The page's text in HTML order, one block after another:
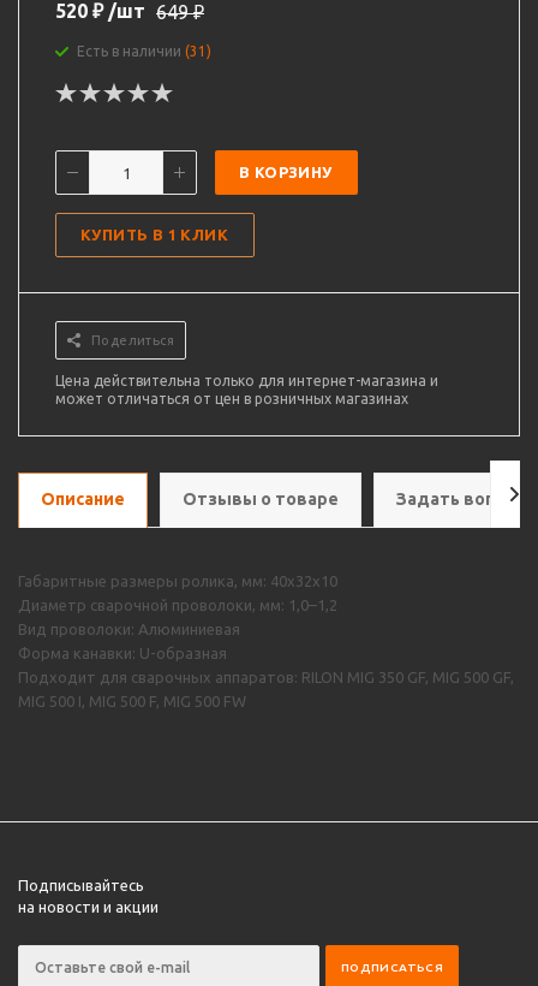
520 ₽ /шт 649₽
Есть в наличии (31)
В КОРЗИНУ
КУПИТЬ В 1 КЛИК
Поделиться
Цена действительна только для интернет-магазина и
может отличаться от цен в розничных магазинах
Описание Отзывы о товаре Задать вопрос
Габаритные размеры ролика, мм: 40х32х10
Диаметр сварочной проволоки, мм: 1,0–1,2
Вид проволоки: Алюминиевая
Форма канавки: U-образная
Подходит для сварочных аппаратов: RILON MIG 350 GF, MIG 500 GF,
MIG 500 I, MIG 500 F, MIG 500 FW
Подписывайтесь
на новости и акции